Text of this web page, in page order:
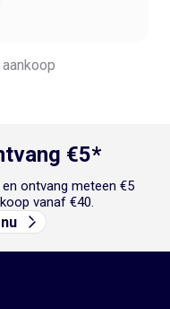
€5*
ontvang meteen €5
vanaf €40.